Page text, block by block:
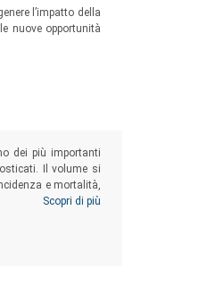
l’impatto della
nuove opportunità
dei più importanti
Il volume si
e mortalità,
alla radioterapia di
Scopri di più